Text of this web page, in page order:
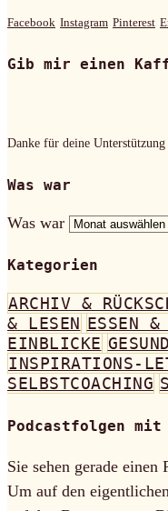
Facebook Instagram Pinterest
Gib mir einen
Danke für deine
Was war
Was war
Kategorien
ARCHIV &
& LESEN ESSEN &
EINBLICKE
INSPIRATIONS-
SELBSTCOACHING
Podcastfolgen mit
Sie sehen gerade
Um auf den